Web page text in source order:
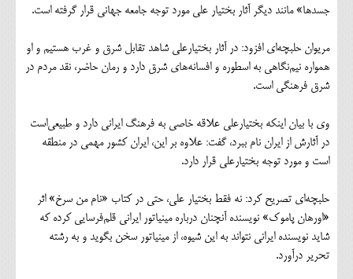
جسدها» مانند دیگر آثار بختیار علی مورد توجه جامعه جهانی قرار گرفته است.
مریوان حلبچه‌ای افزود: در آثار بختیارعلی شاهد تقابل شرق و غرب هستیم و او
همواره نیم‌نگاهی به اسطوره و افسانه‌های شرق دارد و رمان حاضر، نقد مردم در
شرق فرهنگی است.
وی با بیان اینکه بختیارعلی علاقه خاصی به فرهنگ ایرانی دارد و طبیعی‌است
در آثارش از ایران نام ببرد، گفت: علاوه بر این، ایران کشور مهمی در منطقه
است و مورد توجه بختیارعلی قرار دارد.
حلبچه‌ای تصریح کرد: نه فقط بختیار علی، حتی در کتاب «نام من سرخ» اثر
«اورهان پاموک» نویسنده آنچنان درباره مینیاتور ایرانی قلم‌فرسایی کرده که
شاید نویسنده ایرانی نتواند به این شیوه، از مینیاتور سخن بگوید و به رشته
تحریر درآورد.